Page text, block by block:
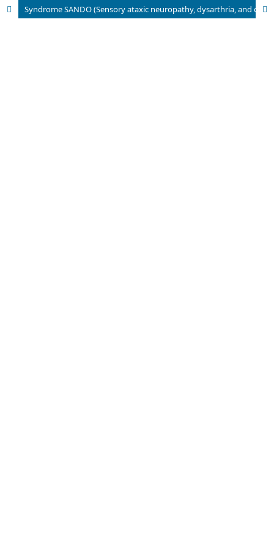
Syndrome SANDO (Sensory ataxic neuropathy, dysarthria, and ophthalmoparesis) chez une patiente Sénégalaise